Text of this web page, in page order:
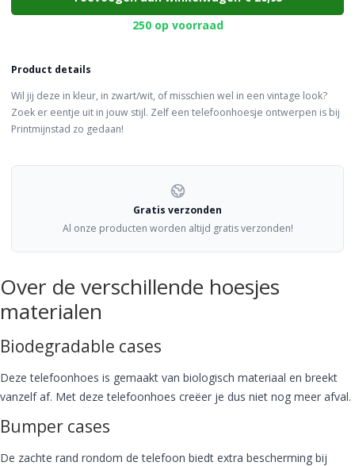
250 op voorraad
Product details
Wil jij deze in kleur, in zwart/wit, of misschien wel in een vintage look?
Zoek er eentje uit in jouw stijl. Zelf een telefoonhoesje ontwerpen is bij
Printmijnstad zo gedaan!
Gratis verzonden
Al onze producten worden altijd gratis verzonden!
Over de verschillende hoesjes
materialen
Biodegradable cases
Deze telefoonhoes is gemaakt van biologisch materiaal en breekt
vanzelf af. Met deze telefoonhoes creëer je dus niet nog meer afval.
Bumper cases
De zachte rand rondom de telefoon biedt extra bescherming bij